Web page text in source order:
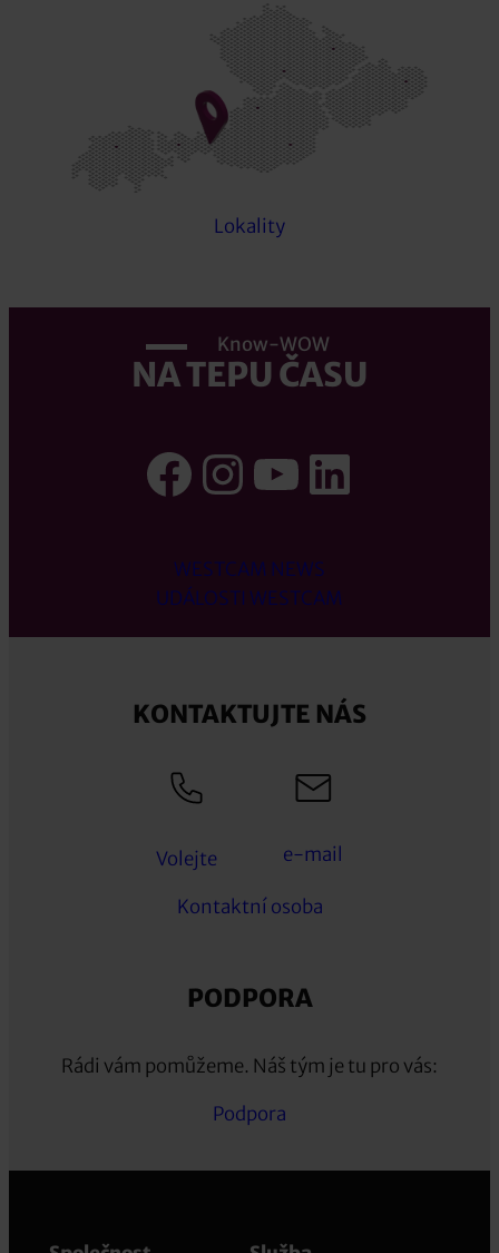
Lokality
Know-WOW
NA TEPU ČASU
Facebook
Instagram
YouTube
WESTCAM NEWS
UDÁLOSTI WESTCAM
KONTAKTUJTE NÁS
Volejte e-mail
Kontaktní osoba
PODPORA
Rádi vám pomůžeme. Náš tým je tu pro vás:
Podpora